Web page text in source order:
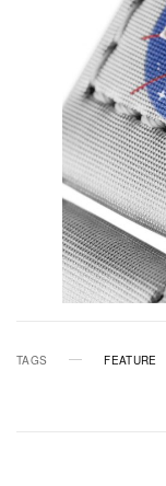
TAGS FEATURE